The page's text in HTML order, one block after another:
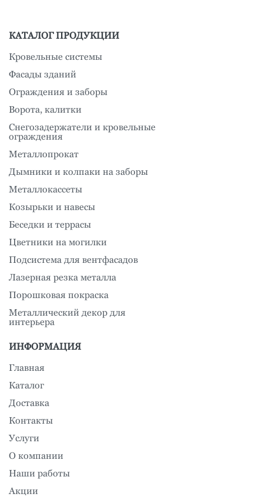
КАТАЛОГ ПРОДУКЦИИ
Кровельные системы
Фасады зданий
Ограждения и заборы
Ворота, калитки
Снегозадержатели и кровельные
ограждения
Металлопрокат
Дымники и колпаки на заборы
Металлокассеты
Козырьки и навесы
Беседки и террасы
Цветники на могилки
Подсистема для вентфасадов
Лазерная резка металла
Порошковая покраска
Металлический декор для
интерьера
ИНФОРМАЦИЯ
Главная
Каталог
Доставка
Контакты
Услуги
О компании
Наши работы
Акции